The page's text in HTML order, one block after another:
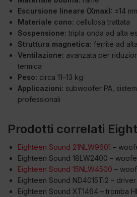
Escursione lineare (Xmax): ±14
Materiale cono: cellulosa trattata
Sospensione: tripla onda ad alta
Struttura magnetica: ferrite ad
Ventilazione: avanzata per
termica
Peso: circa 11–13 kg
Applicazioni: subwoofer PA,
professionali
Prodotti correlati
Eighteen Sound 21NLW9601 –
Eighteen Sound 18LW2400 –
Eighteen Sound 15NLW4500 –
Eighteen Sound ND4015Ti2 –
Eighteen Sound XT1464 – tromba